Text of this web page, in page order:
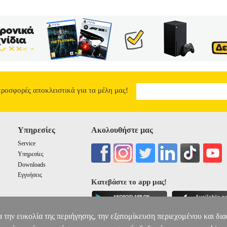
να είναι αποτελεσματικές οι δημόσιες σχέσεις μιας
των πωλήσεων επίπλων;ΜΑΡΚΕΤΙΝΓΚ ΕΠΙΠΛΩΝ ΚΑΙ
43.73
αποκλειστικά για τα μέλη μας!
Υπηρεσίες
Service
Υπηρεσίες
Downloads
Εγγυήσεις
Ακολουθήστε μας
Κατεβάστε το app μας!
ευκολία της περιήγησης, την εξατομίκευση περιεχομένου και